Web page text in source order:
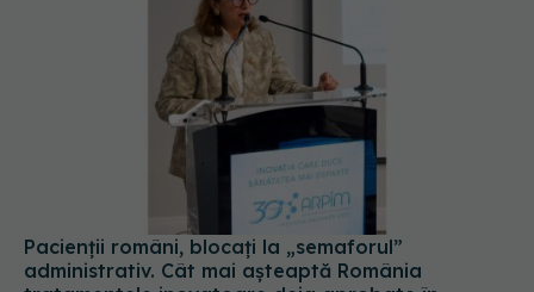
Pacienții români, blocați la „semaforul”
administrativ. Cât mai așteaptă România